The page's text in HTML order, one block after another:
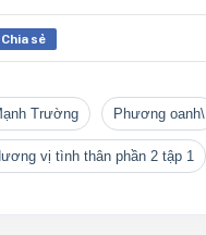
Chia sẻ
Mạnh Trường phương oanh\
hương vị tình thân phần 2 tập 1